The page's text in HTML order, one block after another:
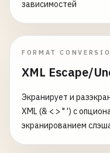
зависимостей
FORMAT
XML Escape/
Экранирует и
XML (& < > " ') с
экранированием